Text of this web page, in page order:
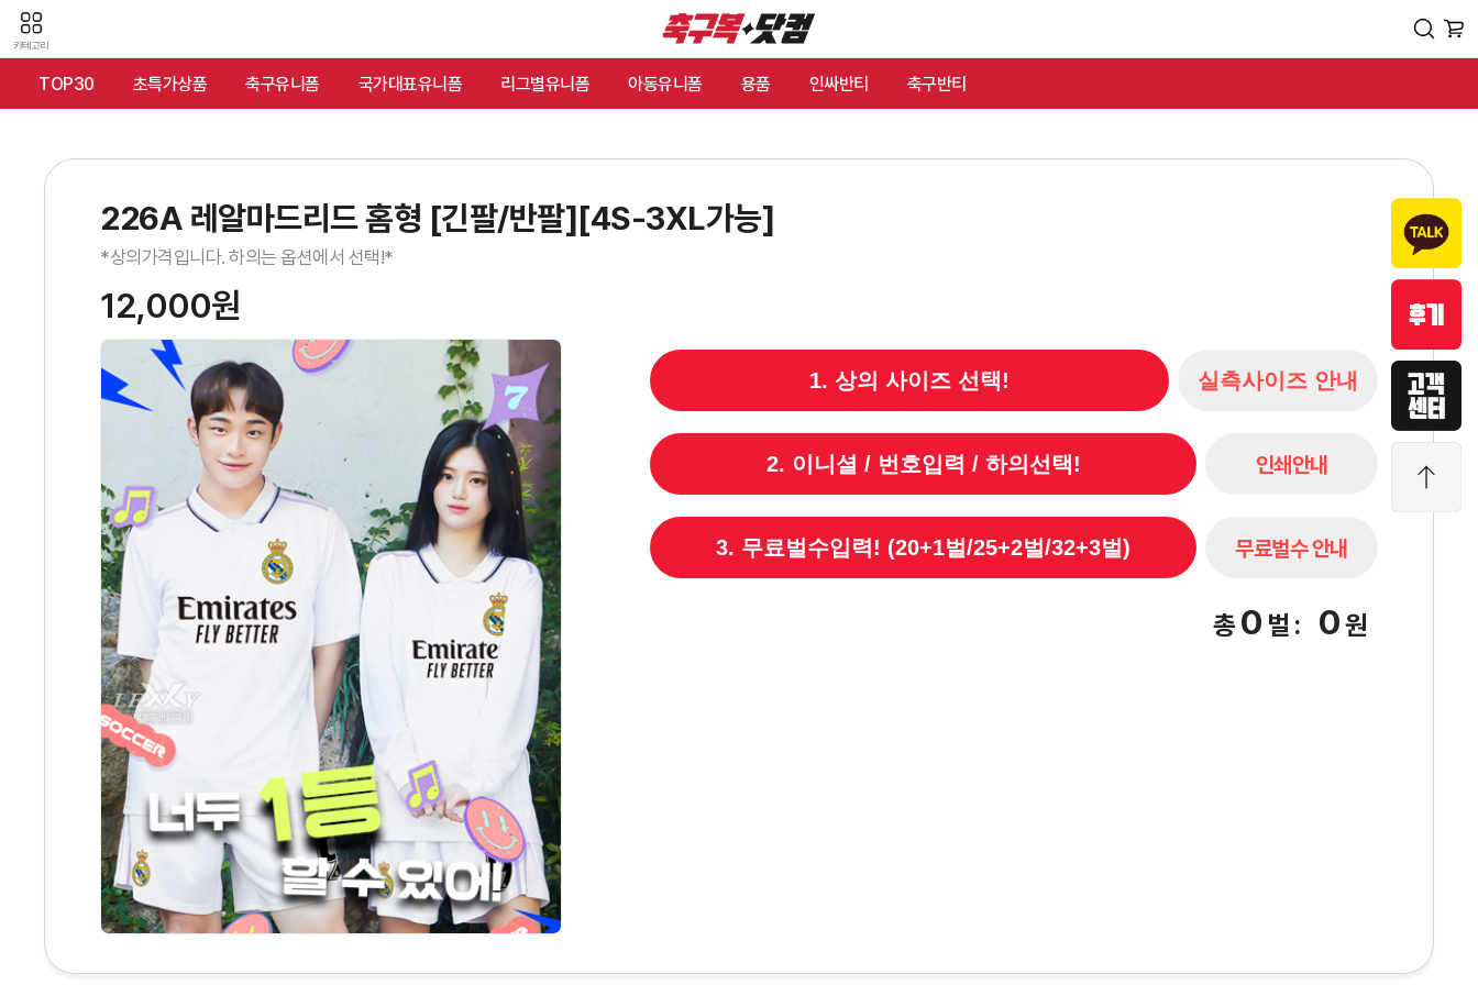
카테고리
TOP30 초특가상품 축구유니폼 국가대표유니폼 리그별유니폼 아동유니폼 용품 인싸반티 축구반티
226A 레알마드리드 홈형 [긴팔/반팔][4S-3XL가능]
*상의가격입니다. 하의는 옵션에서 선택!*
12,000원
1. 상의 사이즈 선택! 실측사이즈 안내
2. 이니셜 / 번호입력 / 하의선택! 인쇄안내
3. 무료벌수입력! (20+1벌/25+2벌/32+3벌) 무료벌수 안내
총0 벌: 0원